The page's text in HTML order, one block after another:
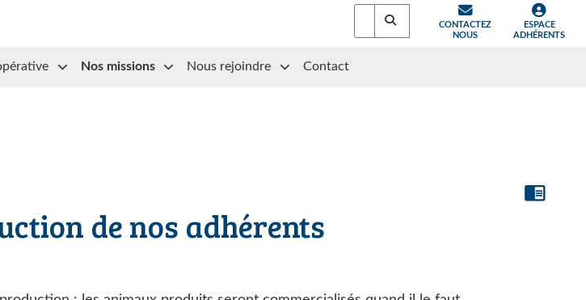
CONTACTEZ
NOUS
ESPACE
ADHÉRENTS
Nos missions Nous rejoindre Contact
chrome_reader_mode
de nos adhérents